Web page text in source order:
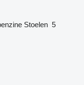
Stoelen 5